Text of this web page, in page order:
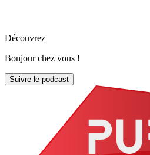
Découvrez
Bonjour chez vous !
Suivre le podcast